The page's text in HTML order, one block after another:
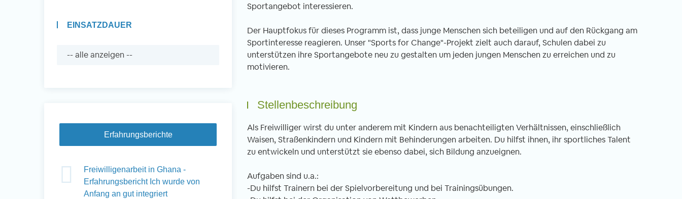
EINSATZDAUER
Erfahrungsberichte
Freiwilligenarbeit in Ghana -
Erfahrungsbericht Ich wurde von
Anfang an gut integriert
Sportangebot interessieren.
Der Hauptfokus für dieses Programm ist, dass junge Menschen sich beteiligen und auf den Rückgang am
Sportinteresse reagieren. Unser "Sports for Change"-Projekt zielt auch darauf, Schulen dabei zu
unterstützen ihre Sportangebote neu zu gestalten um jeden jungen Menschen zu erreichen und zu
motivieren.
Stellenbeschreibung
Als Freiwilliger wirst du unter anderem mit Kindern aus benachteiligten Verhältnissen, einschließlich
Waisen, Straßenkindern und Kindern mit Behinderungen arbeiten. Du hilfst ihnen, ihr sportliches Talent
zu entwickeln und unterstützt sie ebenso dabei, sich Bildung anzueignen.
Aufgaben sind u.a.:
-Du hilfst Trainern bei der Spielvorbereitung und bei Trainingsübungen.